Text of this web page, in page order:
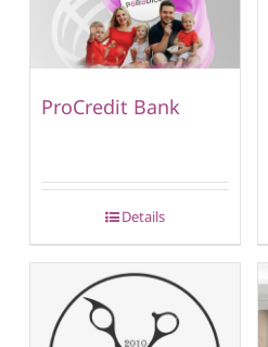
ProCredit Bank
Details